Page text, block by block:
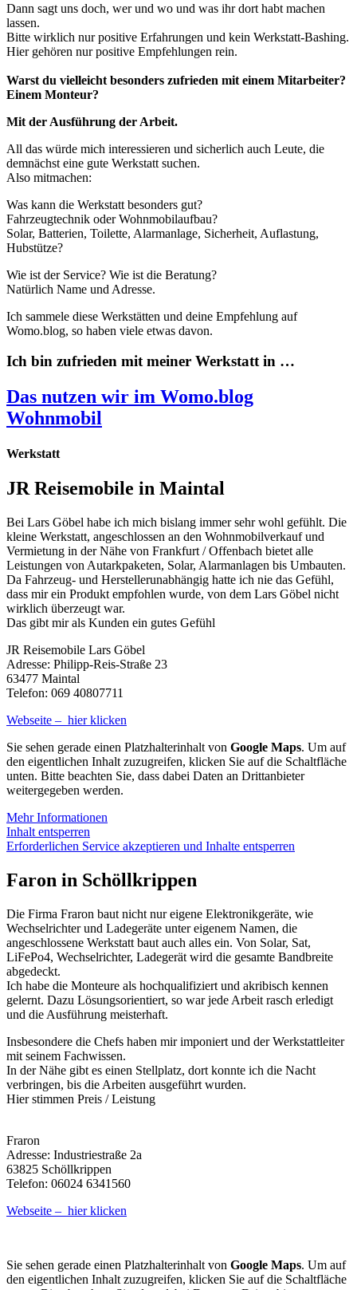
Dann sagt uns doch, wer und wo und was ihr dort habt machen
lassen.
Bitte wirklich nur positive Erfahrungen und kein Werkstatt-Bashing.
Hier gehören nur positive Empfehlungen rein.
Warst du vielleicht besonders zufrieden mit einem Mitarbeiter?
Einem Monteur?
Mit der Ausführung der Arbeit.
All das würde mich interessieren und sicherlich auch Leute, die
demnächst eine gute Werkstatt suchen.
Also mitmachen:
Was kann die Werkstatt besonders gut?
Fahrzeugtechnik oder Wohnmobilaufbau?
Solar, Batterien, Toilette, Alarmanlage, Sicherheit, Auflastung,
Hubstütze?
Wie ist der Service? Wie ist die Beratung?
Natürlich Name und Adresse.
Ich sammele diese Werkstätten und deine Empfehlung auf
Womo.blog, so haben viele etwas davon.
Ich bin zufrieden mit meiner Werkstatt in …
Das nutzen wir im Womo.blog
Wohnmobil
Werkstatt
JR Reisemobile in Maintal
Bei Lars Göbel habe ich mich bislang immer sehr wohl gefühlt. Die
kleine Werkstatt, angeschlossen an den Wohnmobilverkauf und
Vermietung in der Nähe von Frankfurt / Offenbach bietet alle
Leistungen von Autarkpaketen, Solar, Alarmanlagen bis Umbauten.
Da Fahrzeug- und Herstellerunabhängig hatte ich nie das Gefühl,
dass mir ein Produkt empfohlen wurde, von dem Lars Göbel nicht
wirklich überzeugt war.
Das gibt mir als Kunden ein gutes Gefühl
JR Reisemobile Lars Göbel
Adresse: Philipp-Reis-Straße 23
63477 Maintal
Telefon: 069 40807711
Webseite – hier klicken
Sie sehen gerade einen Platzhalterinhalt von Google Maps. Um auf
den eigentlichen Inhalt zuzugreifen, klicken Sie auf die Schaltfläche
unten. Bitte beachten Sie, dass dabei Daten an Drittanbieter
weitergegeben werden.
Mehr Informationen
Inhalt entsperren
Erforderlichen Service akzeptieren und Inhalte entsperren
Faron in Schöllkrippen
Die Firma Fraron baut nicht nur eigene Elektronikgeräte, wie
Wechselrichter und Ladegeräte unter eigenem Namen, die
angeschlossene Werkstatt baut auch alles ein. Von Solar, Sat,
LiFePo4, Wechselrichter, Ladegerät wird die gesamte Bandbreite
abgedeckt.
Ich habe die Monteure als hochqualifiziert und akribisch kennen
gelernt. Dazu Lösungsorientiert, so war jede Arbeit rasch erledigt
und die Ausführung meisterhaft.
Insbesondere die Chefs haben mir imponiert und der Werkstattleiter
mit seinem Fachwissen.
In der Nähe gibt es einen Stellplatz, dort konnte ich die Nacht
verbringen, bis die Arbeiten ausgeführt wurden.
Hier stimmen Preis / Leistung
Fraron
Adresse: Industriestraße 2a
63825 Schöllkrippen
Telefon: 06024 6341560
Webseite – hier klicken
Sie sehen gerade einen Platzhalterinhalt von Google Maps. Um auf
den eigentlichen Inhalt zuzugreifen, klicken Sie auf die Schaltfläche